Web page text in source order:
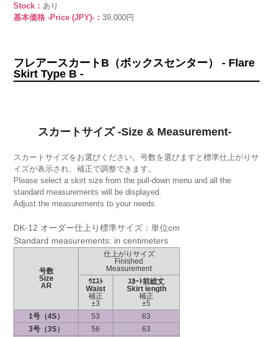
Stock：あり
基本価格 -Price (JPY)-：39,000円
フレアースカートB（ボックスセンター） - Flare
Skirt Type B -
スカートサイズ -Size & Measurement-
スカートサイズをお選びください。号数を選びますと標準仕上がりサ
イズが表示され、補正で調整できます。
Please select a skirt size from the pull-down menu and all the
standard measurements will be displayed.
Adjust the measurements to your needs.
DK-12 オーダー仕上り標準サイズ：単位cm
Standard measurements: in centimeters
号数
Size
AR
仕上がりサイズ
Finished
Measurement
ｳｴｽﾄ
Waist
補正
±3
ｽｶｰﾄ前総丈
Skirt length
補正
±5
1号（4S）
53
63
3号（3S）
56
63